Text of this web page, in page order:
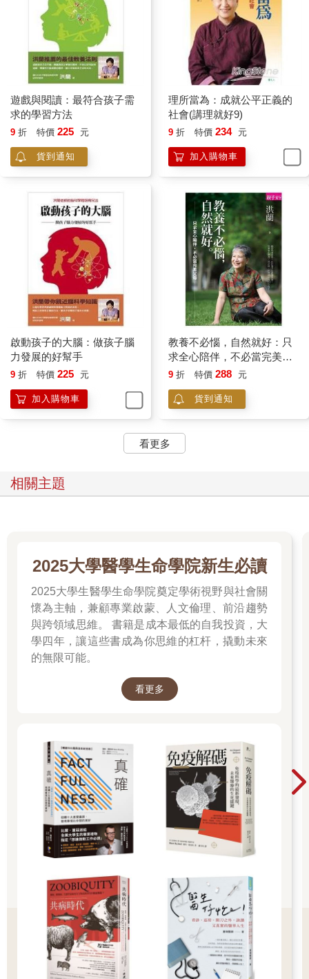
遊戲與閱讀：最符合孩子需
求的學習方法
9 折 特價 225 元
貨到通知
理所當為：成就公平正義的
社會(講理就好9)
9 折 特價 234 元
加入購物車
啟動孩子的大腦：做孩子腦
力發展的好幫手
9 折 特價 225 元
加入購物車
教養不必惱，自然就好：只
求全心陪伴，不必當完美父
母
9 折 特價 288 元
貨到通知
看更多
相關主題
2025大學醫學生命學院新生必讀
2025大學生醫學生命學院奠定學術視野與社會關
懷為主軸，兼顧專業啟蒙、人文倫理、前沿趨勢
與跨領域思維。 書籍是成本最低的自我投資，大
學四年，讓這些書成為你思維的杠杆，撬動未來
的無限可能。
看更多